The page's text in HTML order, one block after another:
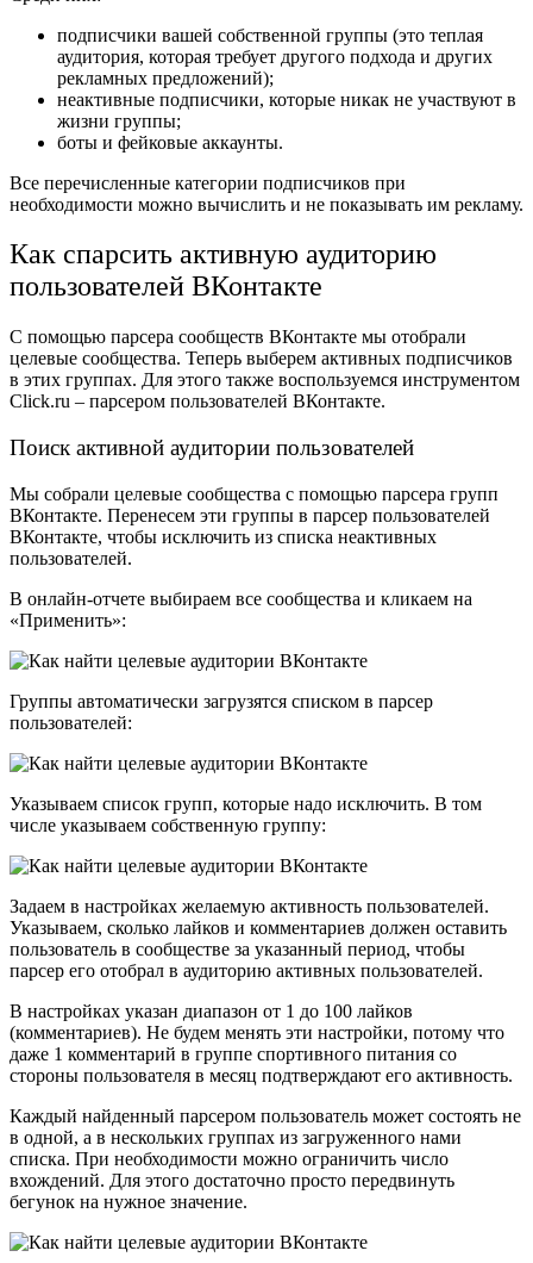
подписчики вашей собственной группы (это теплая
аудитория, которая требует другого подхода и других
рекламных предложений);
неактивные подписчики, которые никак не участвуют в
жизни группы;
боты и фейковые аккаунты.
Все перечисленные категории подписчиков при
необходимости можно вычислить и не показывать им рекламу.
Как спарсить активную аудиторию
пользователей ВКонтакте
С помощью парсера сообществ ВКонтакте мы отобрали
целевые сообщества. Теперь выберем активных подписчиков
в этих группах. Для этого также воспользуемся инструментом
Click.ru – парсером пользователей ВКонтакте.
Поиск активной аудитории пользователей
Мы собрали целевые сообщества с помощью парсера групп
ВКонтакте. Перенесем эти группы в парсер пользователей
ВКонтакте, чтобы исключить из списка неактивных
пользователей.
В онлайн-отчете выбираем все сообщества и кликаем на
«Применить»:
Группы автоматически загрузятся списком в парсер
пользователей:
Указываем список групп, которые надо исключить. В том
числе указываем собственную группу:
Задаем в настройках желаемую активность пользователей.
Указываем, сколько лайков и комментариев должен оставить
пользователь в сообществе за указанный период, чтобы
парсер его отобрал в аудиторию активных пользователей.
В настройках указан диапазон от 1 до 100 лайков
(комментариев). Не будем менять эти настройки, потому что
даже 1 комментарий в группе спортивного питания со
стороны пользователя в месяц подтверждают его активность.
Каждый найденный парсером пользователь может состоять не
в одной, а в нескольких группах из загруженного нами
списка. При необходимости можно ограничить число
вхождений. Для этого достаточно просто передвинуть
бегунок на нужное значение.